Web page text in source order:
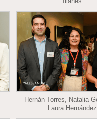
Hernán Torres, Natalia
Laura Hernández